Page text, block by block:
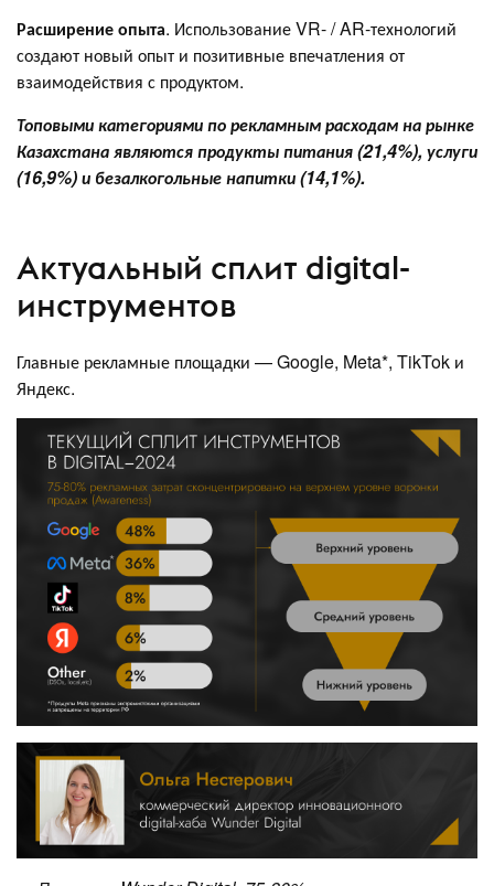
Расширение опыта. Использование VR- / AR-технологий
создают новый опыт и позитивные впечатления от
взаимодействия с продуктом.
Топовыми категориями по рекламным расходам на рынке
Казахстана являются продукты питания (21,4%), услуги
(16,9%) и безалкогольные напитки (14,1%).
Актуальный сплит digital-
инструментов
Главные рекламные площадки — Google, Meta*, TikTok и
Яндекс.